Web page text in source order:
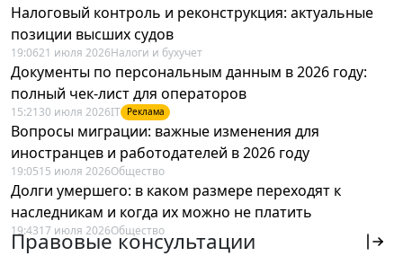
Налоговый контроль и реконструкция: актуальные
позиции высших судов
19:0621 июля 2026Налоги и бухучет
Документы по персональным данным в 2026 году:
полный чек-лист для операторов
15:21 30 июля 2026IT Реклама
Вопросы миграции: важные изменения для
иностранцев и работодателей в 2026 году
19:0515 июля 2026Общество
Долги умершего: в каком размере переходят к
наследникам и когда их можно не платить
19:4317 июля 2026Общество
Правовые консультации